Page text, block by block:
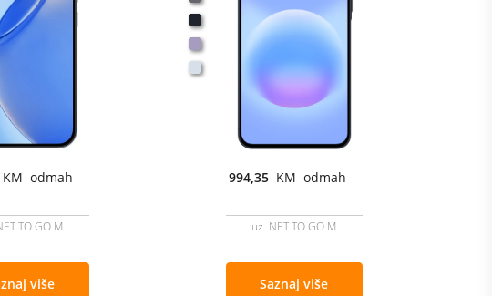
KM odmah
TO GO M
više
994,35 KM odmah
uz NET TO GO M
Saznaj više